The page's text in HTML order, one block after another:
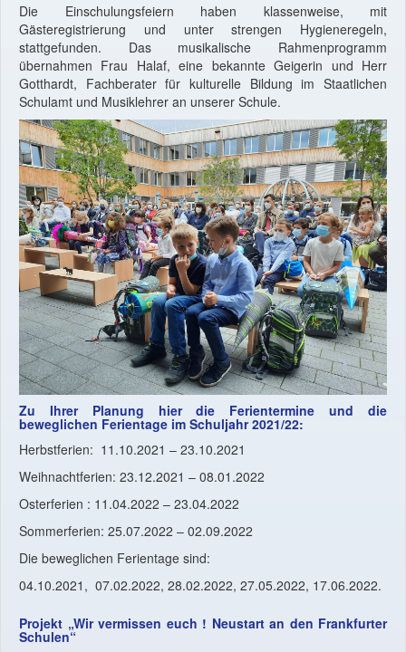
Die Einschulungsfeiern haben klassenweise, mit
Gästeregistrierung und unter strengen Hygieneregeln,
stattgefunden. Das musikalische Rahmenprogramm
übernahmen Frau Halaf, eine bekannte Geigerin und Herr
Gotthardt, Fachberater für kulturelle Bildung im Staatlichen
Schulamt und Musiklehrer an unserer Schule.
Zu Ihrer Planung hier die Ferientermine und die
beweglichen Ferientage im Schuljahr 2021/22:
Herbstferien: 11.10.2021 – 23.10.2021
Weihnachtferien: 23.12.2021 – 08.01.2022
Osterferien : 11.04.2022 – 23.04.2022
Sommerferien: 25.07.2022 – 02.09.2022
Die beweglichen Ferientage sind:
04.10.2021, 07.02.2022, 28.02.2022, 27.05.2022, 17.06.2022.
Projekt „Wir vermissen euch ! Neustart an den Frankfurter
Schulen“